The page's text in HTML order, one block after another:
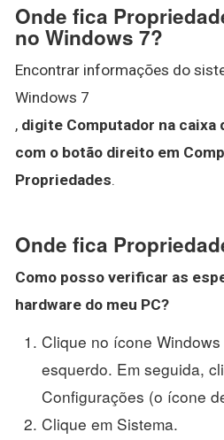
Onde fica
no Windows 7?
Encontrar informações do
Windows 7
, digite Computador na caixa
com o botão direito em
Propriedades.
Onde fica
Como posso verificar as
hardware do meu PC?
Clique no ícone
esquerdo. Em seguida,
Configurações (o ícone
Clique em Sistema.